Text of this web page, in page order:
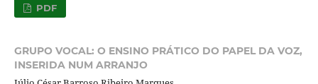
PDF
GRUPO VOCAL: O ENSINO PRÁTICO DO PAPEL DA VOZ,
INSERIDA NUM ARRANJO